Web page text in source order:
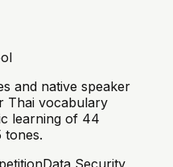
and native speaker
Thai vocabulary
learning of 44
tones.
Data Security